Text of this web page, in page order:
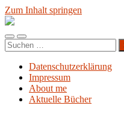
Zum Inhalt springen
Blog.Planet-
Mobile-
Menü
Suchfeld
ein-/ausblenden
Suchen
nach:
Datenschutzerklärung
Impressum
About me
Aktuelle Bücher